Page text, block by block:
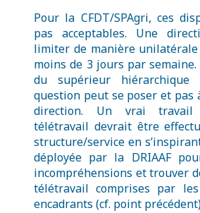
Pour la CFDT/SPAgri, ces
pas acceptables. Une
limiter de manière
moins de 3 jours par semaine.
du supérieur
question peut se poser et pas
direction. Un vrai travail
télétravail devrait être
structure/service en
déployée par la DRIAAF
incompréhensions et trouver
télétravail comprises par
encadrants (cf. point